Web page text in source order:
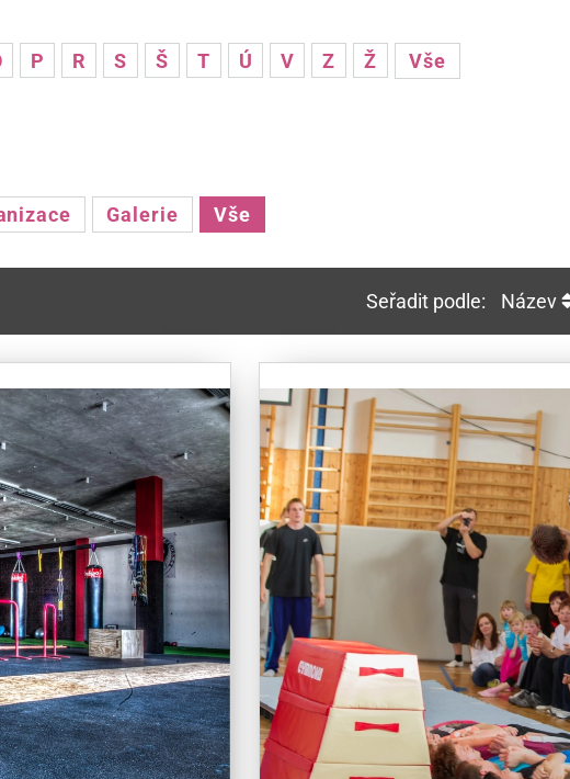
P R S Š T Ú V Z Ž Vše
Galerie Vše
Seřadit podle: Název